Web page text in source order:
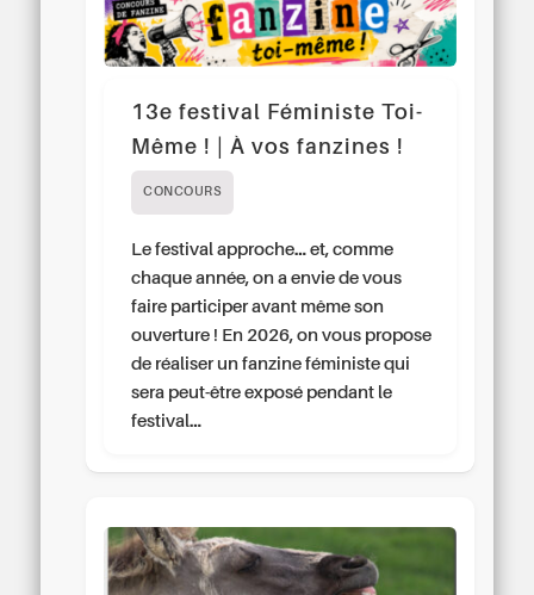
13e festival Féministe Toi-
Même ! | À vos fanzines !
CONCOURS
Le festival approche… et, comme
chaque année, on a envie de vous
faire participer avant même son
ouverture ! En 2026, on vous propose
de réaliser un fanzine féministe qui
sera peut-être exposé pendant le
festival…